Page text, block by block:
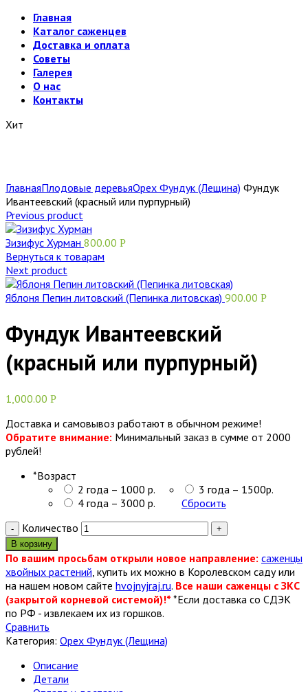
Главная
Каталог саженцев
Доставка и оплата
Советы
Галерея
О нас
Контакты
Хит
ГлавнаяПлодовые деревьяОрех Фундук (Лещина) Фундук
Ивантеевский (красный или пурпурный)
Previous product
Зизифус Хурман 800.00 Р
Вернуться к товарам
Next product
Яблоня Пепин литовский (Пепинка литовская) 900.00 Р
Фундук Ивантеевский
(красный или пурпурный)
1,000.00 Р
Доставка и самовывоз работают в обычном режиме!
Обратите внимание: Минимальный заказ в сумме от 2000
рублей!
*Возраст
2 года – 1000 р.
3 года – 1500р.
4 года – 3000 р.
Сбросить
Количество
В корзину
По вашим просьбам открыли новое направление: саженцы
хвойных растений , купить их можно в Королевском саду или
на нашем новом сайте hvojnyjraj.ru. Все наши саженцы с ЗКС
(закрытой корневой системой)!* *Если доставка со СДЭК
по РФ - извлекаем их из горшков.
Сравнить
Категория: Орех Фундук (Лещина)
Описание
Детали